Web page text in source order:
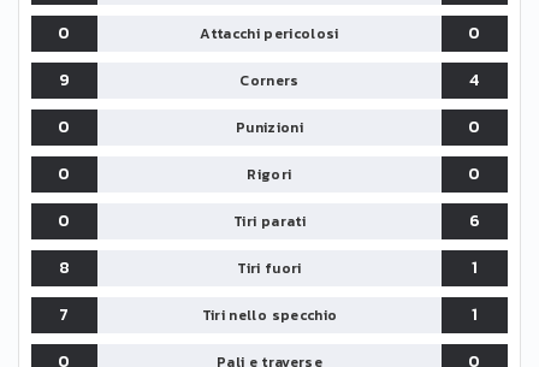
0
Attacchi pericolosi
0
9
Corners
4
0
Punizioni
0
0
Rigori
0
0
Tiri parati
6
8
Tiri fuori
1
7
Tiri nello specchio
1
0
Pali e traverse 0